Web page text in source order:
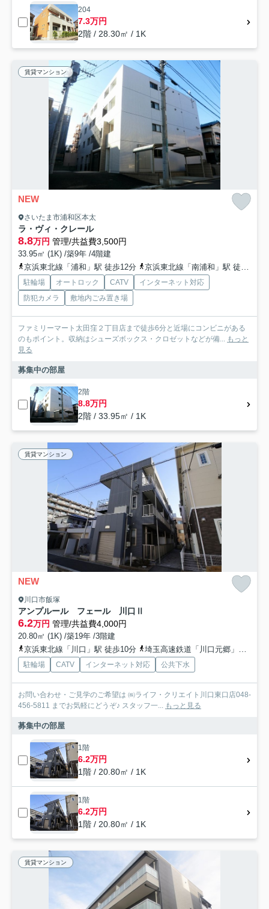
204
7.3万円
2階 / 28.30㎡ / 1K
賃貸マンション
NEW
さいたま市浦和区本太
ラ・ヴィ・クレール
8.8万円 管理/共益費3,500円
33.95㎡ (1K) /築9年 /4階建
京浜東北線「浦和」駅 徒歩12分
京浜東北線「南浦和」駅 徒歩25分
駐輪場 オートロック CATV
インターネット対応
防犯カメラ
敷地内ごみ置き場
ファミリーマート太田窪２丁目店まで徒歩6分と近場にコンビニがある
のもポイント。収納はシューズボックス・クロゼットなどが備... もっと
見る
募集中の部屋
2階
8.8万円
2階 / 33.95㎡ / 1K
賃貸マンション
NEW
川口市飯塚
アンプルール フェール 川口Ⅱ
6.2万円 管理/共益費4,000円
20.80㎡ (1K) /築19年 /3階建
京浜東北線「川口」駅 徒歩10分
埼玉高速鉄道「川口元郷」駅 徒歩22分
駐輪場 CATV インターネット対応 公共下水
お問い合わせ・ご見学のご希望は ㈱ライフ・クリエイト川口東口店048-
456-5811 までお気軽にどうぞ♪ スタッフ一... もっと見る
募集中の部屋
1階
6.2万円
1階 / 20.80㎡ / 1K
1階
6.2万円
1階 / 20.80㎡ / 1K
賃貸マンション